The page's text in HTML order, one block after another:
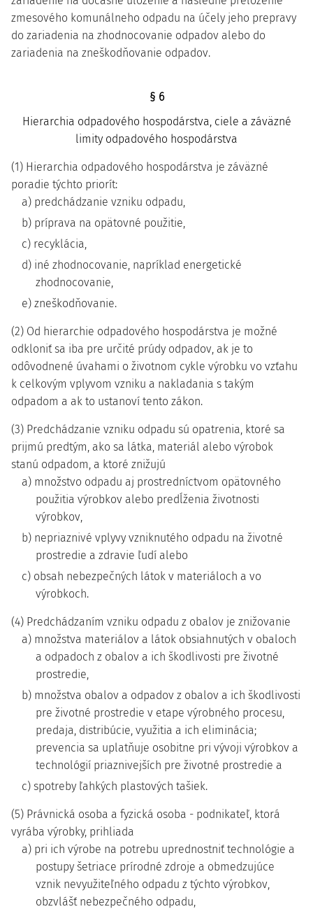
zmesového komunálneho odpadu na účely jeho prepravy
do zariadenia na zhodnocovanie odpadov alebo do
zariadenia na zneškodňovanie odpadov.
§ 6
Hierarchia odpadového hospodárstva, ciele a záväzné
limity odpadového hospodárstva
(1) Hierarchia odpadového hospodárstva je záväzné
poradie týchto priorít:
a) predchádzanie vzniku odpadu,
b) príprava na opätovné použitie,
c) recyklácia,
d) iné zhodnocovanie, napríklad energetické
zhodnocovanie,
e) zneškodňovanie.
(2) Od hierarchie odpadového hospodárstva je možné
odkloniť sa iba pre určité prúdy odpadov, ak je to
odôvodnené úvahami o životnom cykle výrobku vo vzťahu
k celkovým vplyvom vzniku a nakladania s takým
odpadom a ak to ustanoví tento zákon.
(3) Predchádzanie vzniku odpadu sú opatrenia, ktoré sa
prijmú predtým, ako sa látka, materiál alebo výrobok
stanú odpadom, a ktoré znižujú
a) množstvo odpadu aj prostredníctvom opätovného
použitia výrobkov alebo predĺženia životnosti
výrobkov,
b) nepriaznivé vplyvy vzniknutého odpadu na životné
prostredie a zdravie ľudí alebo
c) obsah nebezpečných látok v materiáloch a vo
výrobkoch.
(4) Predchádzaním vzniku odpadu z obalov je znižovanie
a) množstva materiálov a látok obsiahnutých v obaloch
a odpadoch z obalov a ich škodlivosti pre životné
prostredie,
b) množstva obalov a odpadov z obalov a ich škodlivosti
pre životné prostredie v etape výrobného procesu,
predaja, distribúcie, využitia a ich eliminácia;
prevencia sa uplatňuje osobitne pri vývoji výrobkov a
technológií priaznivejších pre životné prostredie a
c) spotreby ľahkých plastových tašiek.
(5) Právnická osoba a fyzická osoba - podnikateľ, ktorá
vyrába výrobky, prihliada
a) pri ich výrobe na potrebu uprednostniť technológie a
postupy šetriace prírodné zdroje a obmedzujúce
vznik nevyužiteľného odpadu z týchto výrobkov,
obzvlášť nebezpečného odpadu,